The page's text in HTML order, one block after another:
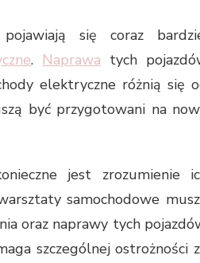
się coraz
. Naprawa tych
elektryczne różnią się
być przygotowani na
jest zrozumienie
samochodowe
oraz naprawy tych
szczególnej ostrożności